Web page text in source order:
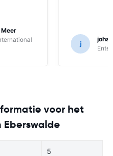
j
voor het
5